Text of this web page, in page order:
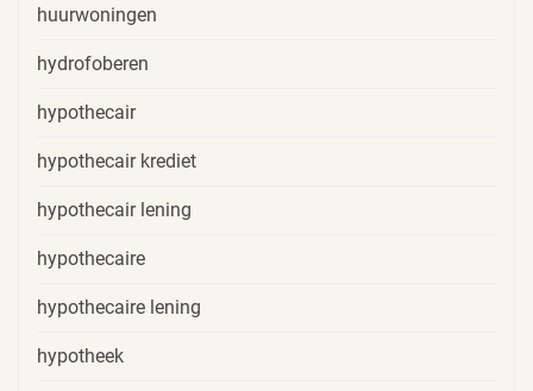
huurwoningen
hydrofoberen
hypothecair
hypothecair krediet
hypothecair lening
hypothecaire
hypothecaire lening
hypotheek